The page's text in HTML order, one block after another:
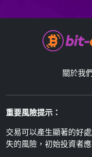
關於我
重要風險提示：
交易可以產生顯著的好
失的風險，初始投資者